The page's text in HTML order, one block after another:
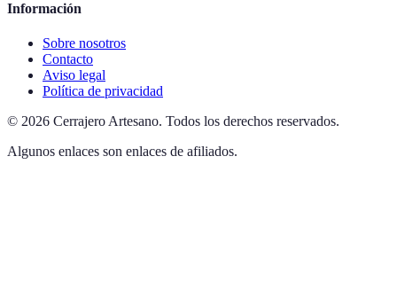
Información
Sobre nosotros
Contacto
Aviso legal
Política de privacidad
© 2026 Cerrajero Artesano. Todos los derechos reservados.
Algunos enlaces son enlaces de afiliados.